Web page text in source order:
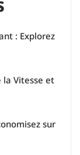
: Explorez
la Vitesse et
sur